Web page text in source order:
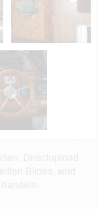
Directupload
Bildes, wird